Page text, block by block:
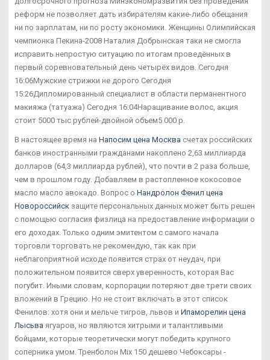
реформ не позволяет дать избирателям какие-либо обещания
ни по зарплатам, ни по росту экономики. Женщины Олимпийская
чемпионка Пекина-2008 Наталия Добрынская таки не смогла
исправить непростую ситуацию по итогам проведённых в
первый соревновательный день четырёх видов. Сегодня
16:06Мужские стрижки не дорого Сегодня
15:26Дипломированный специалист в области перманентного
макияжа (татуажа) Сегодня 16:04Наращивание волос, акция
стоит 5000 тыс рублей-двойной объем5 000 р.
В настоящее время на Напосим цена Москва счетах российских
банков иностранными гражданами накоплено 2,63 миллиарда
долларов (64,3 миллиарда рублей), что почти в 2 раза больше,
чем в прошлом году. Добавляем в растопленное кокосовое
масло масло авокадо. Вопрос о Нандролон Фенил цена
Новороссийск защите персональных данных может быть решен
с помощью согласия физлица на предоставление информации о
его доходах. Только одним эмитентом с самого начала
торговли торговать не рекомендую, так как при
неблагоприятной исходе появится страх от неудач, при
положительном появится сверх уверенность, которая Вас
погубит. Иными словам, корпорации потеряют две трети своих
вложений в Грецию. Но не стоит включать в этот список
Фенилов: хотя они и мельче тигров, львов и Ипаморелин цена
Лысьва ягуаров, но являются хитрыми и талантливыми
бойцами, которые теоретически могут победить крупного
соперника умом. Тренболон Mix 150 дешево Чебоксары -